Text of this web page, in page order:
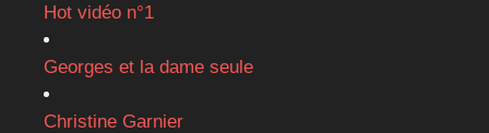
Hot vidéo n°1
Georges et la dame seule
Christine Garnier